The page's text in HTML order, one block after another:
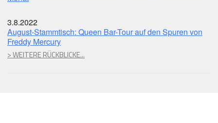
3.8.2022
August-Stammtisch: Queen Bar-Tour auf den Spuren von
Freddy Mercury
> WEITERE RÜCKBLICKE...